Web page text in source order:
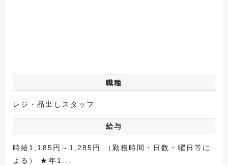
職種
レジ・品出しスタッフ
給与
時給1,185円～1,285円 （勤務時間・日数・曜日等に
よる） ★年1...